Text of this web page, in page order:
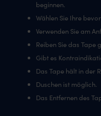
beginnen.
Wählen Sie Ihre
Verwenden Sie am
Reiben Sie das Tape
Gibt es
Das Tape hält in der
Duschen ist möglich.
Das Entfernen des